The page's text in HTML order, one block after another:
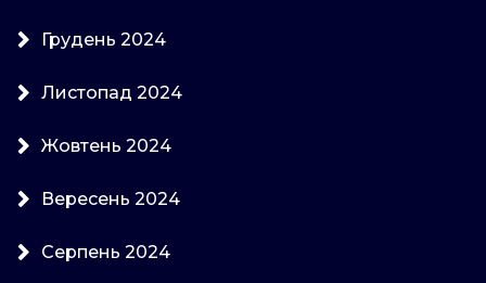
Грудень 2024
Листопад 2024
Жовтень 2024
Вересень 2024
Серпень 2024